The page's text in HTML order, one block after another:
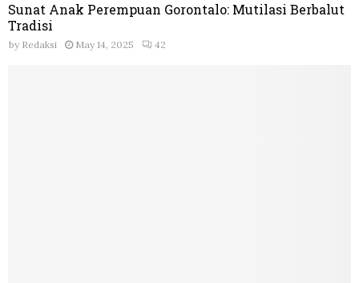
Sunat Anak Perempuan Gorontalo: Mutilasi Berbalut
Tradisi
by Redaksi May 14, 2025 42